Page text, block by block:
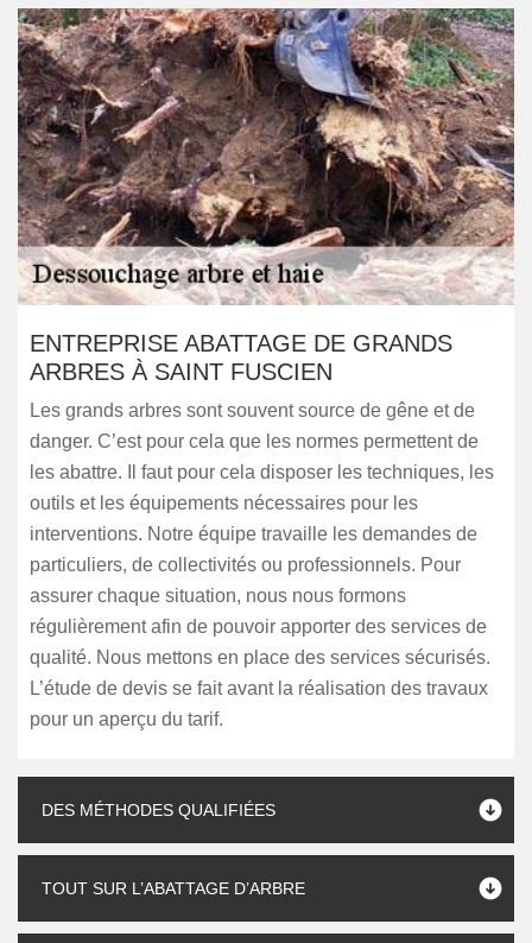
ENTREPRISE ABATTAGE DE GRANDS
ARBRES À SAINT FUSCIEN
Les grands arbres sont souvent source de gêne et de
danger. C’est pour cela que les normes permettent de
les abattre. Il faut pour cela disposer les techniques, les
outils et les équipements nécessaires pour les
interventions. Notre équipe travaille les demandes de
particuliers, de collectivités ou professionnels. Pour
assurer chaque situation, nous nous formons
régulièrement afin de pouvoir apporter des services de
qualité. Nous mettons en place des services sécurisés.
L’étude de devis se fait avant la réalisation des travaux
pour un aperçu du tarif.
DES MÉTHODES QUALIFIÉES
TOUT SUR L’ABATTAGE D’ARBRE